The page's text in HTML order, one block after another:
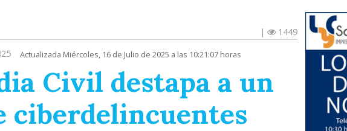
|
1449
Actualizada Miércoles, 16 de Julio de 2025 a las 10:21:07 horas
Civil destapa a un
ciberdelincuentes